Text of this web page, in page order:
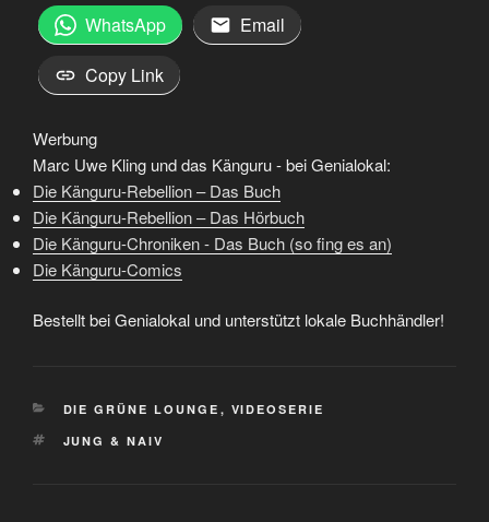
WhatsApp
Email
Copy Link
Werbung
Marc Uwe Kling und das Känguru - bei Genialokal:
Die Känguru-Rebellion – Das Buch
Die Känguru-Rebellion – Das Hörbuch
Die Känguru-Chroniken - Das Buch (so fing es an)
Die Känguru-Comics
Bestellt bei Genialokal und unterstützt lokale Buchhändler!
KATEGORIEN
DIE GRÜNE LOUNGE , VIDEOSERIE
SCHLAGWÖRTER
JUNG & NAIV